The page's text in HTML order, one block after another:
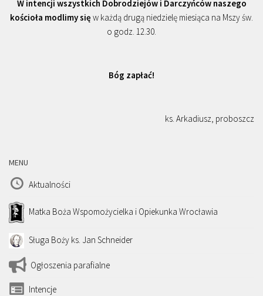
W intencji wszystkich Dobrodziejów i Darczyńców naszego
kościoła modlimy się w każdą drugą niedzielę miesiąca na Mszy św.
o godz. 12.30.
Bóg zapłać!
ks. Arkadiusz, proboszcz
MENU
Aktualności
Matka Boża Wspomożycielka i Opiekunka Wrocławia
Sługa Boży ks. Jan Schneider
Ogłoszenia parafialne
Intencje